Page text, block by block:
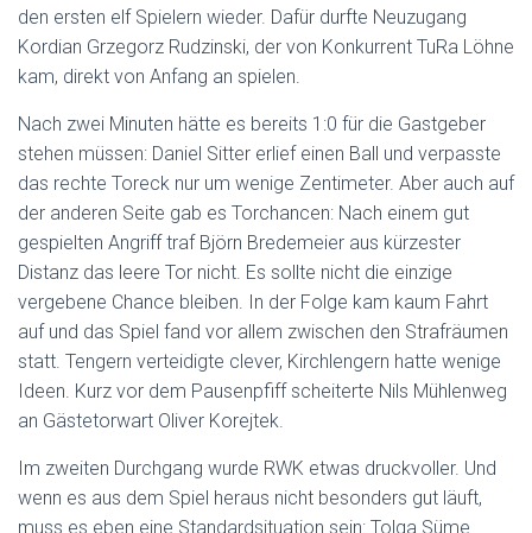
den ersten elf Spielern wieder. Dafür durfte Neuzugang
Kordian Grzegorz Rudzinski, der von Konkurrent TuRa Löhne
kam, direkt von Anfang an spielen.
Nach zwei Minuten hätte es bereits 1:0 für die Gastgeber
stehen müssen: Daniel Sitter erlief einen Ball und verpasste
das rechte Toreck nur um wenige Zentimeter. Aber auch auf
der anderen Seite gab es Torchancen: Nach einem gut
gespielten Angriff traf Björn Bredemeier aus kürzester
Distanz das leere Tor nicht. Es sollte nicht die einzige
vergebene Chance bleiben. In der Folge kam kaum Fahrt
auf und das Spiel fand vor allem zwischen den Strafräumen
statt. Tengern verteidigte clever, Kirchlengern hatte wenige
Ideen. Kurz vor dem Pausenpfiff scheiterte Nils Mühlenweg
an Gästetorwart Oliver Korejtek.
Im zweiten Durchgang wurde RWK etwas druckvoller. Und
wenn es aus dem Spiel heraus nicht besonders gut läuft,
muss es eben eine Standardsituation sein: Tolga Süme